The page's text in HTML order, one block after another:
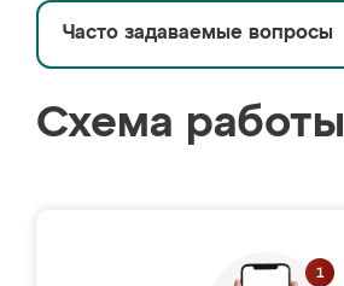
Часто задаваемые вопросы
Схема работы